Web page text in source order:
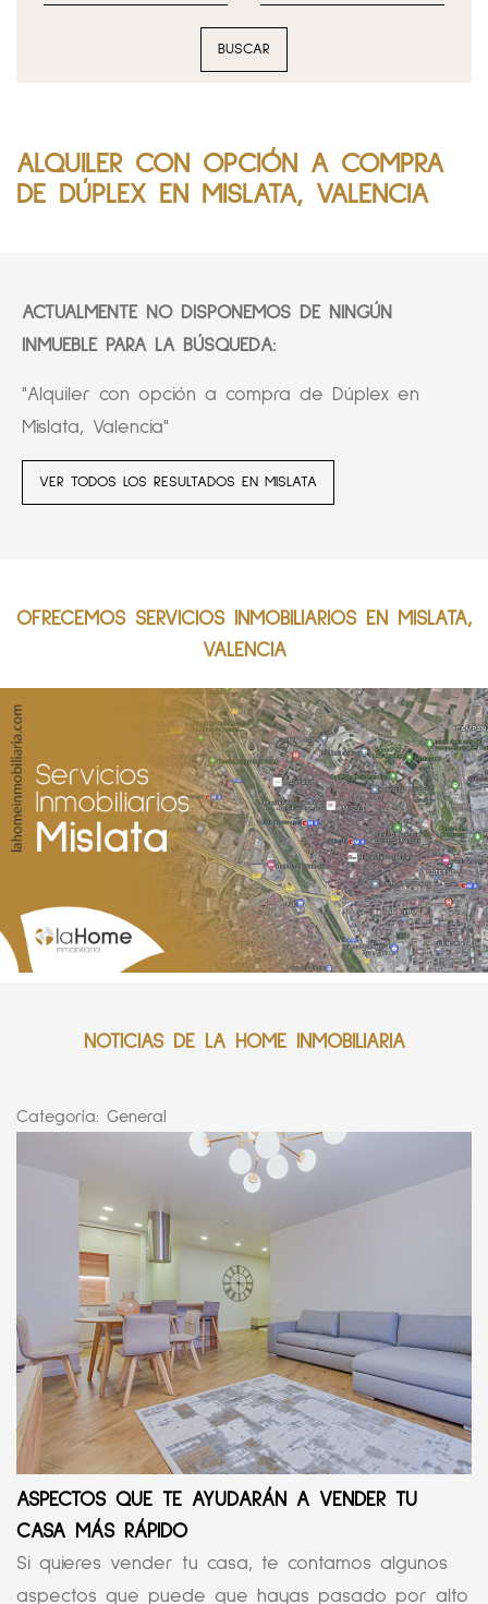
BUSCAR
ALQUILER CON OPCIÓN A COMPRA
DE DÚPLEX EN MISLATA, VALENCIA
ACTUALMENTE NO DISPONEMOS DE NINGÚN
INMUEBLE PARA LA BÚSQUEDA:
"Alquiler con opción a compra de Dúplex en
Mislata, Valencia"
VER TODOS LOS RESULTADOS EN MISLATA
OFRECEMOS SERVICIOS INMOBILIARIOS EN MISLATA,
VALENCIA
NOTICIAS DE LA HOME INMOBILIARIA
Categoría: General
ASPECTOS QUE TE AYUDARÁN A VENDER TU
CASA MÁS RÁPIDO
Si quieres vender tu casa, te contamos algunos
aspectos que puede que hayas pasado por alto